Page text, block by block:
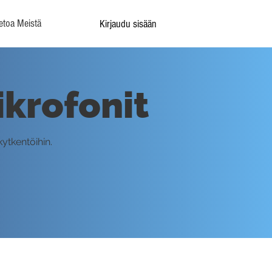
Meistä Kirjaudu sisään